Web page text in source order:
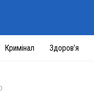
Кримінал Здоров’я